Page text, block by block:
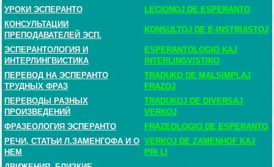
УРОКИ ЭСПЕРАНТО
LECIONOJ DE ESPERANTO
КОНСУЛЬТАЦИИ
ПРЕПОДАВАТЕЛЕЙ ЭСП.
KONSULTOJ DE E-INSTRUISTOJ
ЭСПЕРАНТОЛОГИЯ И
ИНТЕРЛИНГВИСТИКА
ESPERANTOLOGIO KAJ
INTERLINGVISTIKO
ПЕРЕВОД НА ЭСПЕРАНТО
ТРУДНЫХ ФРАЗ
TRADUKO DE MALSIMPLAJ
FRAZOJ
ПЕРЕВОДЫ РАЗНЫХ
ПРОИЗВЕДЕНИЙ
TRADUKOJ DE DIVERSAJ
VERKOJ
ФРАЗЕОЛОГИЯ ЭСПЕРАНТО
FRAZEOLOGIO DE ESPERANTO
РЕЧИ, СТАТЬИ Л.ЗАМЕНГОФА И О
НЕМ
VERKOJ DE ZAMENHOF KAJ
PRI LI